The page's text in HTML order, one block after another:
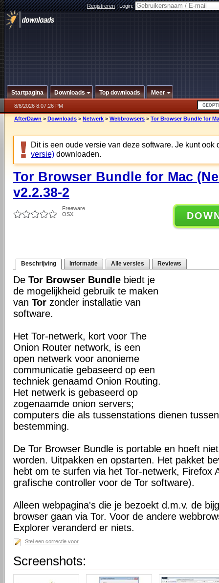
Registreren|Login:
Startpagina Downloads Top downloads Meer
8/6/2026 8:07:26 PM
AfterDawn > Downloads > Netwerk > Webbrowsers > Tor Browser Bundle for
Dit is een oude versie van deze software. Je kunt ook
versie) downloaden.
Tor Browser Bundle for Mac
v2.2.38-2
Freeware
OSX
Beschrijving Informatie Alle versies Reviews
De Tor Browser Bundle biedt je
de mogelijkheid gebruik te maken
van Tor zonder installatie van
software.
Het Tor-netwerk, kort voor The
Onion Router network, is een
open netwerk voor anonieme
communicatie gebaseerd op een
techniek genaamd Onion Routing.
Het netwerk is gebaseerd op
zogenaamde onion servers;
computers die als tussenstations dienen
bestemming.
De Tor Browser Bundle is portable en hoeft
worden. Uitpakken en opstarten. Het pakket
hebt om te surfen via het Tor-netwerk, Firefox
grafische controller voor de Tor software).
Alleen webpagina's die je bezoekt d.m.v. de
browser gaan via Tor. Voor de andere
Explorer veranderd er niets.
Stel een correctie voor
Screenshots: